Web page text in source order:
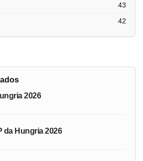
43
42
2026
da Hungria 2026